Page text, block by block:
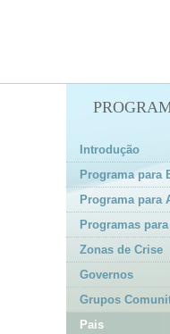
Introdução
Programa para
Programa para
Programas
Zonas de Crise
Governos
Grupos
Pais